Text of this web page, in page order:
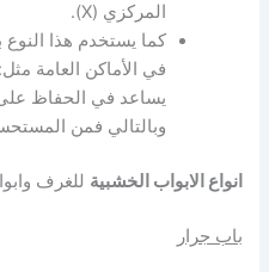
المركزي (X).
كما يستخدم هذا
في الأماكن العامة
يساعد في الحفاظ على
وبالتالي فمن
انواع الابواب الخشبية للغرف
باب جرار